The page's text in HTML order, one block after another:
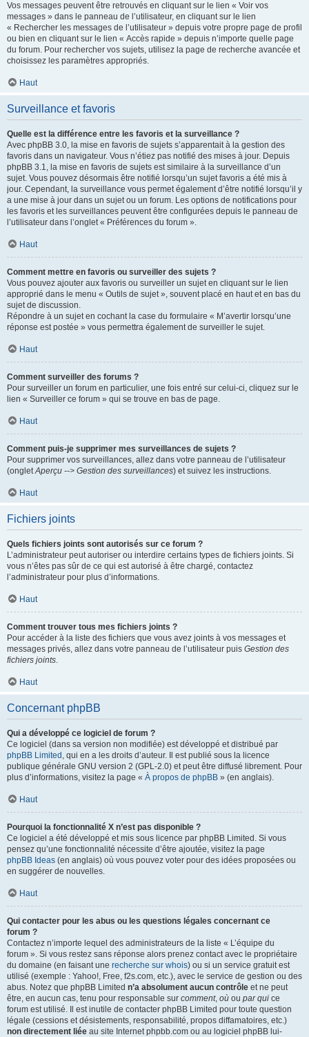
Vos messages peuvent être retrouvés en cliquant sur le lien « Voir vos
messages » dans le panneau de l’utilisateur, en cliquant sur le lien
« Rechercher les messages de l’utilisateur » depuis votre propre page de profil
ou bien en cliquant sur le lien « Accès rapide » depuis n’importe quelle page
du forum. Pour rechercher vos sujets, utilisez la page de recherche avancée et
choisissez les paramètres appropriés.
Haut
Surveillance et favoris
Quelle est la différence entre les favoris et la surveillance ?
Avec phpBB 3.0, la mise en favoris de sujets s’apparentait à la gestion des
favoris dans un navigateur. Vous n’étiez pas notifié des mises à jour. Depuis
phpBB 3.1, la mise en favoris de sujets est similaire à la surveillance d’un
sujet. Vous pouvez désormais être notifié lorsqu’un sujet favoris a été mis à
jour. Cependant, la surveillance vous permet également d’être notifié lorsqu’il y
a une mise à jour dans un sujet ou un forum. Les options de notifications pour
les favoris et les surveillances peuvent être configurées depuis le panneau de
l’utilisateur dans l’onglet « Préférences du forum ».
Haut
Comment mettre en favoris ou surveiller des sujets ?
Vous pouvez ajouter aux favoris ou surveiller un sujet en cliquant sur le lien
approprié dans le menu « Outils de sujet », souvent placé en haut et en bas du
sujet de discussion.
Répondre à un sujet en cochant la case du formulaire « M’avertir lorsqu’une
réponse est postée » vous permettra également de surveiller le sujet.
Haut
Comment surveiller des forums ?
Pour surveiller un forum en particulier, une fois entré sur celui-ci, cliquez sur le
lien « Surveiller ce forum » qui se trouve en bas de page.
Haut
Comment puis-je supprimer mes surveillances de sujets ?
Pour supprimer vos surveillances, allez dans votre panneau de l’utilisateur
(ongletAperçu --> Gestion des surveillances) et suivez les instructions.
Haut
Fichiers joints
Quels fichiers joints sont autorisés sur ce forum ?
L’administrateur peut autoriser ou interdire certains types de fichiers joints. Si
vous n’êtes pas sûr de ce qui est autorisé à être chargé, contactez
l’administrateur pour plus d’informations.
Haut
Comment trouver tous mes fichiers joints ?
Pour accéder à la liste des fichiers que vous avez joints à vos messages et
messages privés, allez dans votre panneau de l’utilisateur puis Gestion des
fichiers joints.
Haut
Concernant phpBB
Qui a développé ce logiciel de forum ?
Ce logiciel (dans sa version non modifiée) est développé et distribué par
phpBB Limited , qui en a les droits d’auteur. Il est publié sous la licence
publique générale GNU version 2 (GPL-2.0) et peut être diffusé librement. Pour
plus d’informations, visitez la page « À propos de phpBB » (en anglais).
Haut
Pourquoi la fonctionnalité X n’est pas disponible ?
Ce logiciel a été développé et mis sous licence par phpBB Limited. Si vous
pensez qu’une fonctionnalité nécessite d’être ajoutée, visitez la page
phpBB Ideas (en anglais) où vous pouvez voter pour des idées proposées ou
en suggérer de nouvelles.
Haut
Qui contacter pour les abus ou les questions légales concernant ce
forum ?
Contactez n’importe lequel des administrateurs de la liste « L’équipe du
forum ». Si vous restez sans réponse alors prenez contact avec le propriétaire
du domaine (en faisant une recherche sur whois) ou si un service gratuit est
utilisé (exemple : Yahoo!, Free, f2s.com, etc.), avec le service de gestion ou des
abus. Notez que phpBB Limited n’a absolument aucun contrôle et ne peut
être, en aucun cas, tenu pour responsable sur comment, où ou par qui ce
forum est utilisé. Il est inutile de contacter phpBB Limited pour toute question
légale (cessions et désistements, responsabilité, propos diffamatoires, etc.)
non directement liée au site Internet phpbb.com ou au logiciel phpBB lui-